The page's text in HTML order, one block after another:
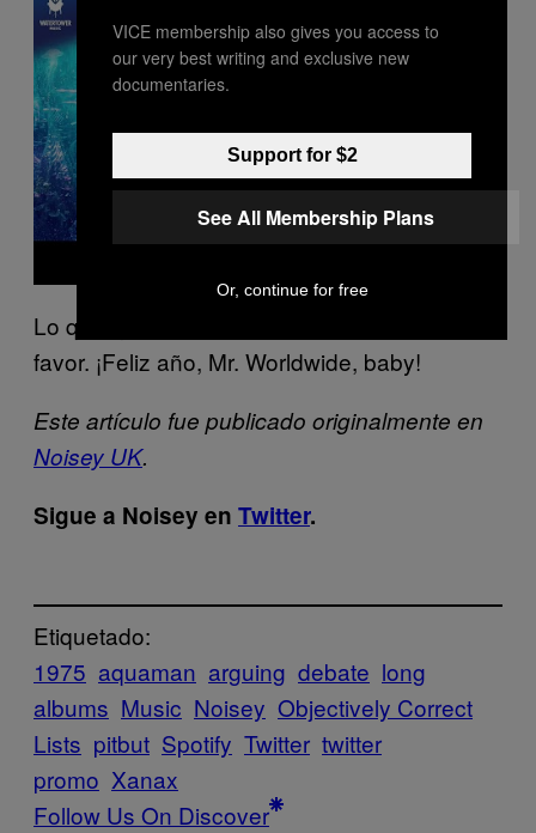
d
e
o
Lo que quiero decir es: música buena por
favor. ¡Feliz año, Mr. Worldwide, baby!
Este artículo fue publicado originalmente en
Noisey UK.
Sigue a Noisey en Twitter.
Etiquetado:
1975 aquaman arguing debate long
albums Music Noisey Objectively Correct
Lists pitbut Spotify Twitter twitter
promo Xanax
Follow Us On Discover
VICE membership also gives you access to
our very best writing and exclusive new
documentaries.
Support for $2
See All Membership Plans
Or, continue for free